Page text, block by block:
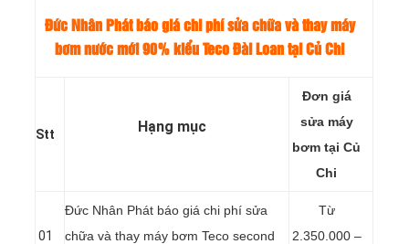
Đức Nhân Phát báo giá chi phí sửa chữa và thay máy
bơm nước mới 90% kiểu Teco Đài Loan tại Củ Chi
Stt Hạng mục
Đơn giá
sửa máy
bơm tại Củ
Chi
01
Đức Nhân Phát báo giá chi phí sửa
chữa và thay máy bơm Teco second
Từ
2.350.000 –